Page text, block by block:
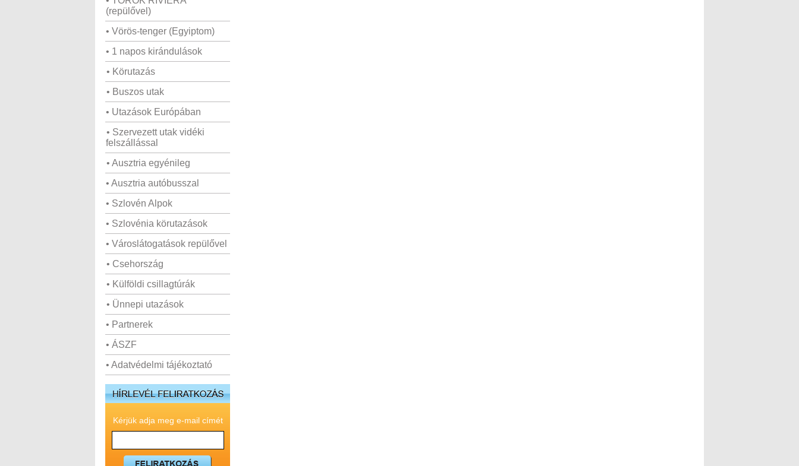
(repülővel)
• Vörös-tenger (Egyiptom)
• 1 napos kirándulások
• Körutazás
• Buszos utak
• Utazások Európában
• Szervezett utak vidéki
felszállással
• Ausztria egyénileg
• Ausztria autóbusszal
• Szlovén Alpok
• Szlovénia körutazások
• Városlátogatások repülővel
• Csehország
• Külföldi csillagtúrák
• Ünnepi utazások
• Partnerek
• ÁSZF
• Adatvédelmi tájékoztató
Kérjük adja meg e-mail címét